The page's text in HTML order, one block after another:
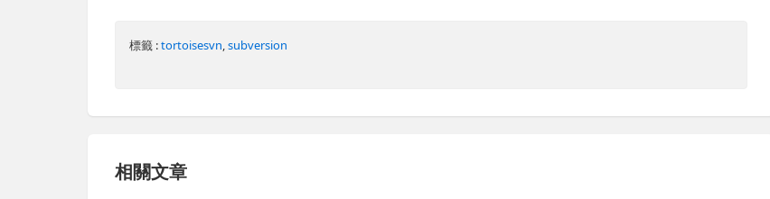
標籤 :tortoisesvn,subversion
相關文章